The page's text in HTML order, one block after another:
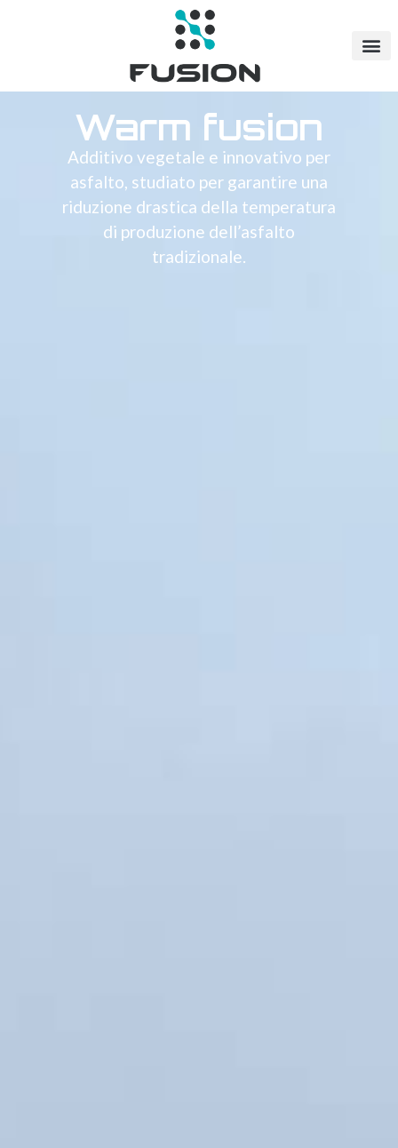
Warm fusion
Additivo vegetale e innovativo per
asfalto, studiato per garantire una
riduzione drastica della temperatura
di produzione dell’asfalto
tradizionale.